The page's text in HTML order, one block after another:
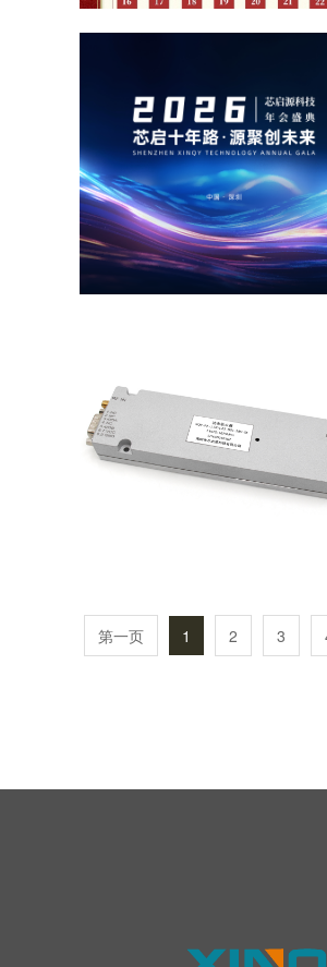
第一页 1 2 3